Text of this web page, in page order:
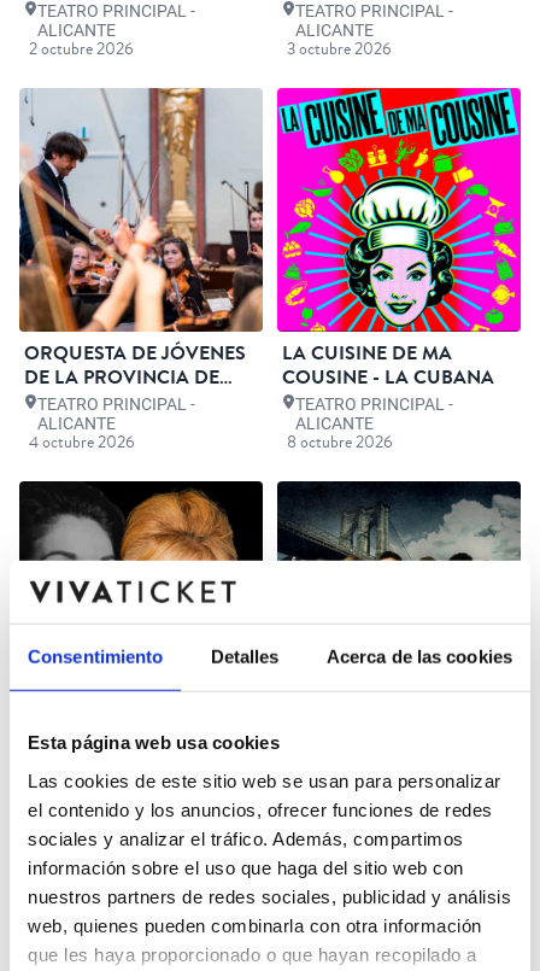
Consentimiento Detalles Acerca de las cookies
Esta página web usa cookies
Las cookies de este sitio web se usan para personalizar
el contenido y los anuncios, ofrecer funciones de redes
sociales y analizar el tráfico. Además, compartimos
información sobre el uso que haga del sitio web con
nuestros partners de redes sociales, publicidad y análisis
web, quienes pueden combinarla con otra información
que les haya proporcionado o que hayan recopilado a
TEATRO PRINCIPAL -
ALICANTE
2 octubre 2026
TEATRO PRINCIPAL -
ALICANTE
3 octubre 2026
ORQUESTA DE JÓVENES
DE LA PROVINCIA DE
ALICANTE
TEATRO PRINCIPAL -
ALICANTE
4 octubre 2026
LA CUISINE DE MA
COUSINE - LA CUBANA
TEATRO PRINCIPAL -
ALICANTE
8 octubre 2026
CALLAS BY PILAR
JURADO
ALICANTE
22 octubre 2026
TEATRO PRINCIPAL -
ALICANTE
23 octubre 2026